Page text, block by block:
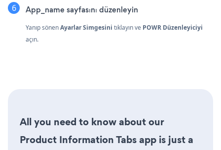
App_name sayfasını düzenleyin
Yanıp sönenAyarlar Simgesini tıklayınve POWR Düzenleyiciyi
açın.
All you need to know about our
Product Information Tabs app is just a